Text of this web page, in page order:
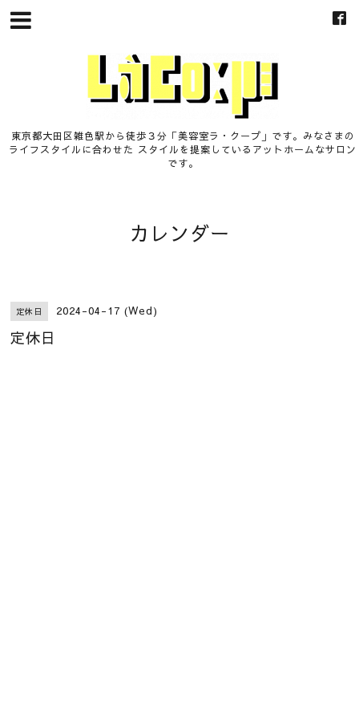
東京都大田区雑色駅から徒歩３分「美容室ラ・クープ」です。みなさまの
ライフスタイルに合わせた スタイルを提案しているアットホームなサロン
です。
カレンダー
定休日 2024-04-17 (Wed)
定休日